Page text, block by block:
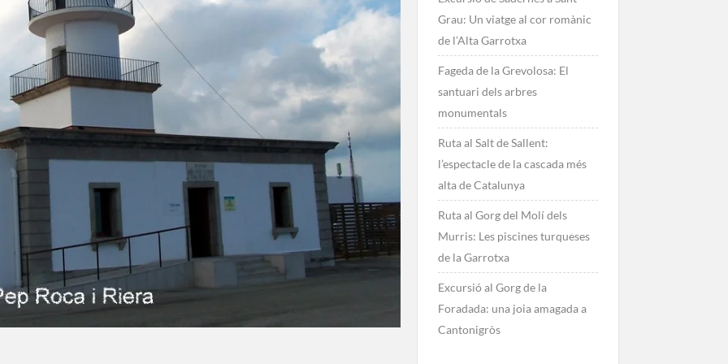
Grau: Un viatge al cor romànic
de l’Alta Garrotxa
Fageda de la Grevolosa: El
santuari dels arbres
monumentals
Ruta al Salt de Sallent:
l’espectacle de la cascada més
alta de Catalunya
Ruta al Gorg del Molí dels
Murris: Les piscines turqueses
de la Garrotxa
Excursió al Gorg de la
Foradada: una joia amagada a
Cantonigròs